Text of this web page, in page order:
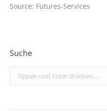
Source: Futures-Services
Suche
Search: